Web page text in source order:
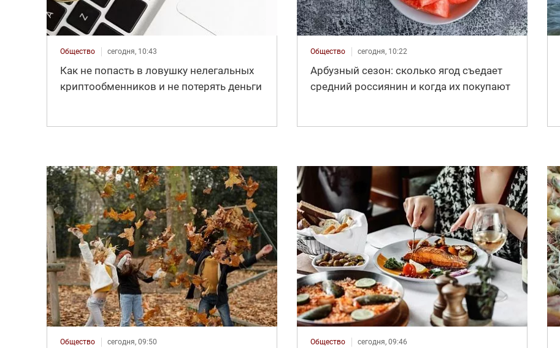
Общество сегодня, 10:43
Как не попасть в ловушку нелегальных
криптообменников и не потерять деньги
Общество сегодня, 10:22
Арбузный сезон: сколько ягод съедает
средний россиянин и когда их покупают
Общество сегодня, 09:50 Общество сегодня, 09:46